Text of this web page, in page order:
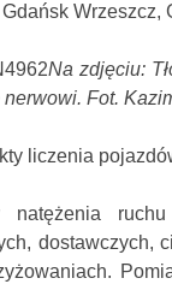
Gdańsk Wrzeszcz,
Na zdjęciu:
Fot.
liczenia
natężenia
dostawczych,